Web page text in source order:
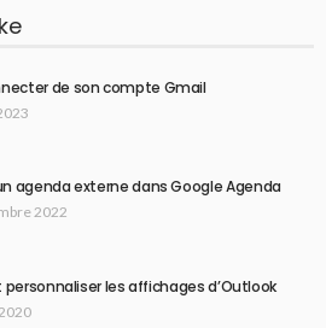
de son compte Gmail
agenda externe dans Google Agenda
2022
personnaliser les affichages d’Outlook